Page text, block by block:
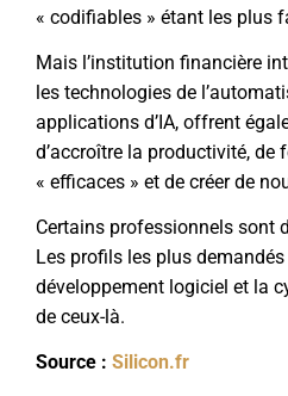
« codifiables » étant les plus
Mais l’institution financière
les technologies de
applications d’IA, offrent
d’accroître la productivité, de
« efficaces » et de créer de
Certains professionnels sont
Les profils les plus
développement logiciel et la
de ceux-là.
Source : Silicon.fr